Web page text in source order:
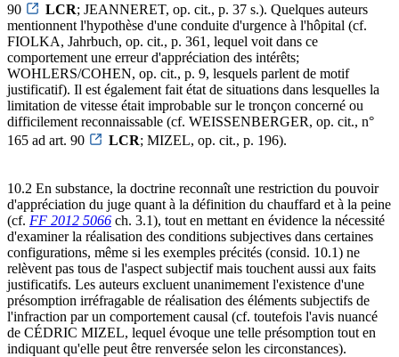
90
LCR; JEANNERET, op. cit., p. 37 s.). Quelques auteurs
mentionnent l'hypothèse d'une conduite d'urgence à l'hôpital (cf.
FIOLKA, Jahrbuch, op. cit., p. 361, lequel voit dans ce
comportement une erreur d'appréciation des intérêts;
WOHLERS/COHEN, op. cit., p. 9, lesquels parlent de motif
justificatif). Il est également fait état de situations dans lesquelles la
limitation de vitesse était improbable sur le tronçon concerné ou
difficilement reconnaissable (cf. WEISSENBERGER, op. cit., n°
165 ad art. 90
LCR; MIZEL, op. cit., p. 196).
10.2 En substance, la doctrine reconnaît une restriction du pouvoir
d'appréciation du juge quant à la définition du chauffard et à la peine
(cf. FF 2012 5066 ch. 3.1), tout en mettant en évidence la nécessité
d'examiner la réalisation des conditions subjectives dans certaines
configurations, même si les exemples précités (consid. 10.1) ne
relèvent pas tous de l'aspect subjectif mais touchent aussi aux faits
justificatifs. Les auteurs excluent unanimement l'existence d'une
présomption irréfragable de réalisation des éléments subjectifs de
l'infraction par un comportement causal (cf. toutefois l'avis nuancé
de CÉDRIC MIZEL, lequel évoque une telle présomption tout en
indiquant qu'elle peut être renversée selon les circonstances).